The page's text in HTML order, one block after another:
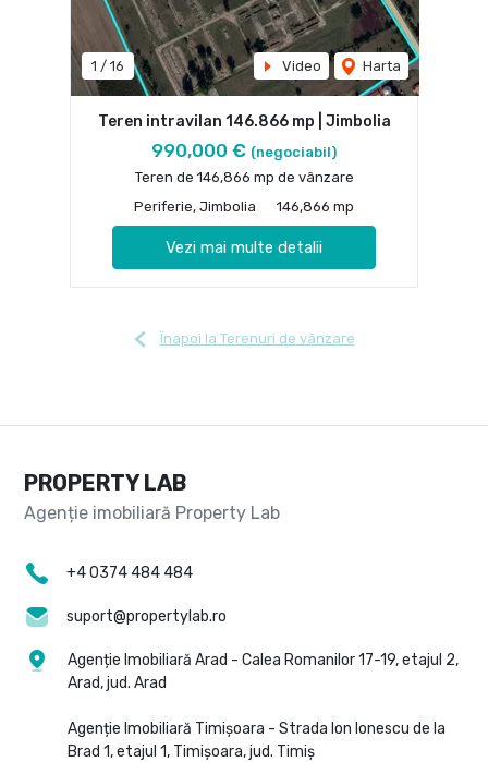
1 / 16 Video Harta
Teren intravilan 146.866 mp | Jimbolia
990,000 € (negociabil)
Teren de 146,866 mp de vânzare
Periferie, Jimbolia
146,866 mp
Vezi mai multe detalii
Înapoi la Terenuri de vânzare
PROPERTY LAB
+4 0374 484 484
suport@propertylab.ro
Agenție Imobiliară Arad - Calea Romanilor 17-19, etajul 2,
Arad, jud. Arad
Agenție Imobiliară Timișoara - Strada Ion Ionescu de la
Brad 1, etajul 1, Timișoara, jud. Timiș